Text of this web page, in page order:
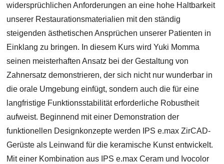
widersprüchlichen Anforderungen an eine hohe Haltbarkeit
unserer Restaurationsmaterialien mit den ständig
steigenden ästhetischen Ansprüchen unserer Patienten in
Einklang zu bringen. In diesem Kurs wird Yuki Momma
seinen meisterhaften Ansatz bei der Gestaltung von
Zahnersatz demonstrieren, der sich nicht nur wunderbar in
die orale Umgebung einfügt, sondern auch die für eine
langfristige Funktionsstabilität erforderliche Robustheit
aufweist. Beginnend mit einer Demonstration der
funktionellen Designkonzepte werden IPS e.max ZirCAD-
Gerüste als Leinwand für die keramische Kunst entwickelt.
Mit einer Kombination aus IPS e.max Ceram und Ivocolor